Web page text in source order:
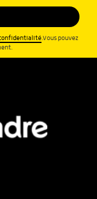
.Vous pouvez